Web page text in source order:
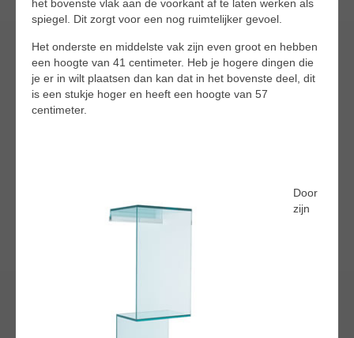
het bovenste vlak aan de voorkant af te laten werken als
spiegel. Dit zorgt voor een nog ruimtelijker gevoel.
Het onderste en middelste vak zijn even groot en hebben
een hoogte van 41 centimeter. Heb je hogere dingen die
je er in wilt plaatsen dan kan dat in het bovenste deel, dit
is een stukje hoger en heeft een hoogte van 57
centimeter.
Door
zijn